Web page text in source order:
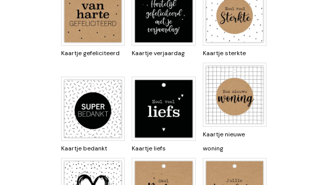
Kaartje gefeliciteerd Kaartje verjaardag Kaartje sterkte
Kaartje bedankt Kaartje liefs
Kaartje nieuwe
woning